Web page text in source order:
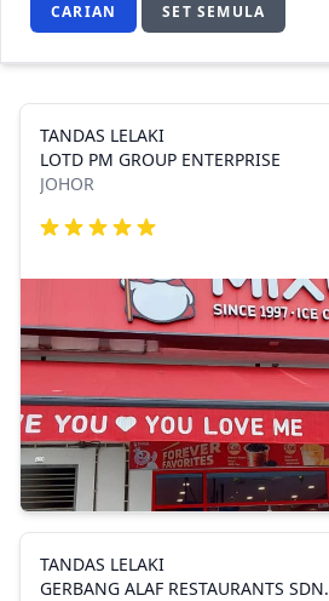
CARIAN SET SEMULA
TANDAS LELAKI
LOTD PM GROUP ENTERPRISE
JOHOR
TANDAS LELAKI
GERBANG ALAF RESTAURANTS SDN.